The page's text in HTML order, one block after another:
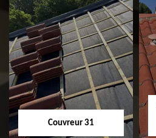
Couvreur 31